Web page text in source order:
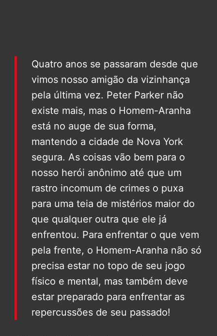
Quatro anos se passaram desde que
vimos nosso amigão da vizinhança
pela última vez. Peter Parker não
existe mais, mas o Homem-Aranha
está no auge de sua forma,
mantendo a cidade de Nova York
segura. As coisas vão bem para o
nosso herói anônimo até que um
rastro incomum de crimes o puxa
para uma teia de mistérios maior do
que qualquer outra que ele já
enfrentou. Para enfrentar o que vem
pela frente, o Homem-Aranha não só
precisa estar no topo de seu jogo
físico e mental, mas também deve
estar preparado para enfrentar as
repercussões de seu passado!